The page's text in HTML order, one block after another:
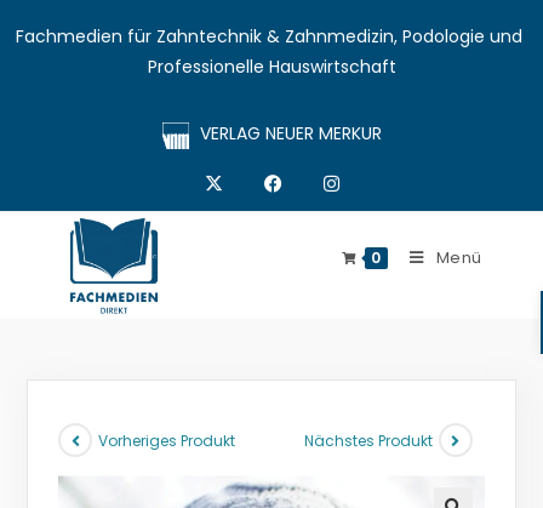
Fachmedien für Zahntechnik & Zahnmedizin, Podologie und
Professionelle Hauswirtschaft
VERLAG NEUER MERKUR
0 Menü
Vorheriges Produkt Nächstes Produkt